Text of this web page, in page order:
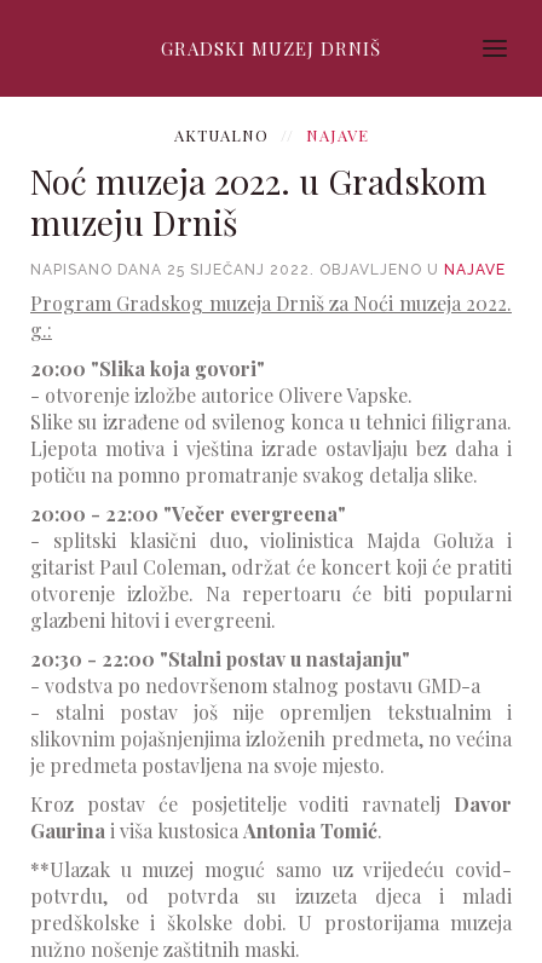
GRADSKI MUZEJ DRNIŠ
AKTUALNO NAJAVE
Noć muzeja 2022. u Gradskom
muzeju Drniš
NAPISANO DANA 25 SIJEČANJ 2022 . OBJAVLJENO U NAJAVE
Program Gradskog muzeja Drniš za Noći muzeja 2022.
g.:
20:00 "Slika koja govori"
- otvorenje izložbe autorice Olivere Vapske.
Slike su izrađene od svilenog konca u tehnici filigrana.
Ljepota motiva i vještina izrade ostavljaju bez daha i
potiču na pomno promatranje svakog detalja slike.
20:00 - 22:00 "Večer evergreena"
- splitski klasični duo, violinistica Majda Goluža i
gitarist Paul Coleman, održat će koncert koji će pratiti
otvorenje izložbe. Na repertoaru će biti popularni
glazbeni hitovi i evergreeni.
20:30 - 22:00 "Stalni postav u nastajanju"
- vodstva po nedovršenom stalnog postavu GMD-a
- stalni postav još nije opremljen tekstualnim i
slikovnim pojašnjenjima izloženih predmeta, no većina
je predmeta postavljena na svoje mjesto.
Kroz postav će posjetitelje voditi ravnatelj Davor
Gaurina i viša kustosica Antonia Tomić.
**Ulazak u muzej moguć samo uz vrijedeću covid-
potvrdu, od potvrda su izuzeta djeca i mladi
predškolske i školske dobi. U prostorijama muzeja
nužno nošenje zaštitnih maski.